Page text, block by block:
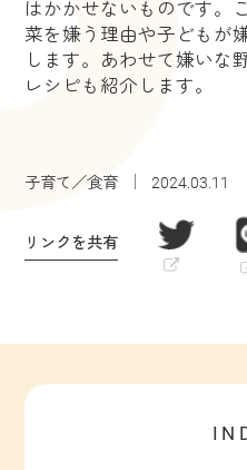
はかかせないものです。
菜を嫌う理由や子どもが
します。あわせて嫌いな
レシピも紹介します。
子育て／食育 2024.03.11
リンクを共有